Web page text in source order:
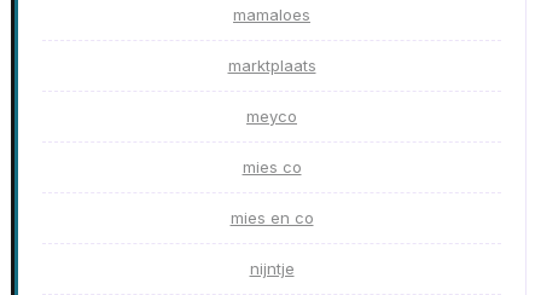
mamaloes
marktplaats
meyco
mies co
mies en co
nijntje